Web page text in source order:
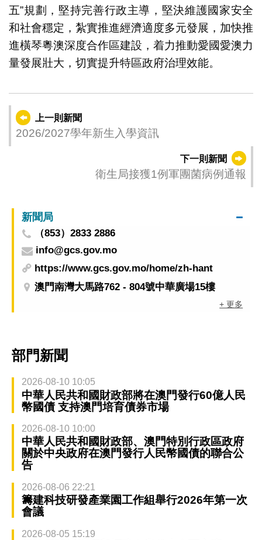
五”規劃，堅持完善行政主導，堅決維護國家安全
和社會穩定，紮實推進經濟適度多元發展，加快推
進橫琴粵澳深度合作區建設，着力推動愛國愛澳力
量發展壯大，切實提升特區政府治理效能。
上一則新聞
2026/2027學年新生入學資訊
下一則新聞
衛生局接獲1例軍團菌病例通報
新聞局
（853）2833 2886
info@gcs.gov.mo
https://www.gcs.gov.mo/home/zh-hant
澳門南灣大馬路762 - 804號中華廣場15樓
+ 更多
部門新聞
2026-08-10 10:05
中華人民共和國財政部將在澳門發行60億人民
幣國債 支持澳門培育債券市場
2026-08-10 10:00
中華人民共和國財政部、澳門特別行政區政府
關於中央政府在澳門發行人民幣國債的聯合公
告
2026-08-06 22:21
籌建科技研發產業園工作組舉行2026年第一次
會議
2026-08-05 15:19